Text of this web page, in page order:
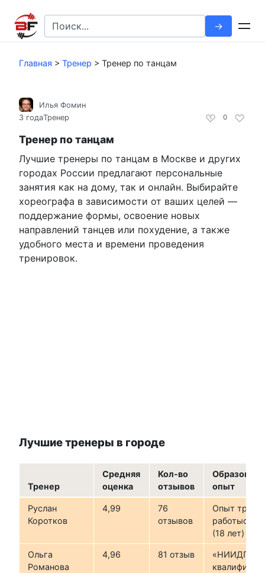
контенту
Search
for:
Главная > Тренер > Тренер по танцам
0
Илья Фомин
3 годаТренер
Тренер по танцам
Лучшие тренеры по танцам в Москве и других
городах России предлагают персональные
занятия как на дому, так и онлайн. Выбирайте
хореографа в зависимости от ваших целей —
поддержание формы, освоение новых
направлений танцев или похудение, а также
удобного места и времени проведения
тренировок.
Лучшие тренеры в городе
Тренер
Средняя
оценка
Кол-во
отзывов
опыт
Руслан
Коротков
4,99
76
отзывов
Опыт
работыс
(18 лет)
Ольга
Романова
4,96 81 отзыв
«НИИДПО»,